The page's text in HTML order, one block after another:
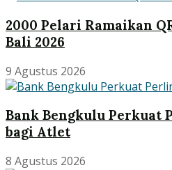
2000 Pelari Ramaikan
Bali 2026
9 Agustus 2026
Bank Bengkulu Perkuat
bagi Atlet
8 Agustus 2026